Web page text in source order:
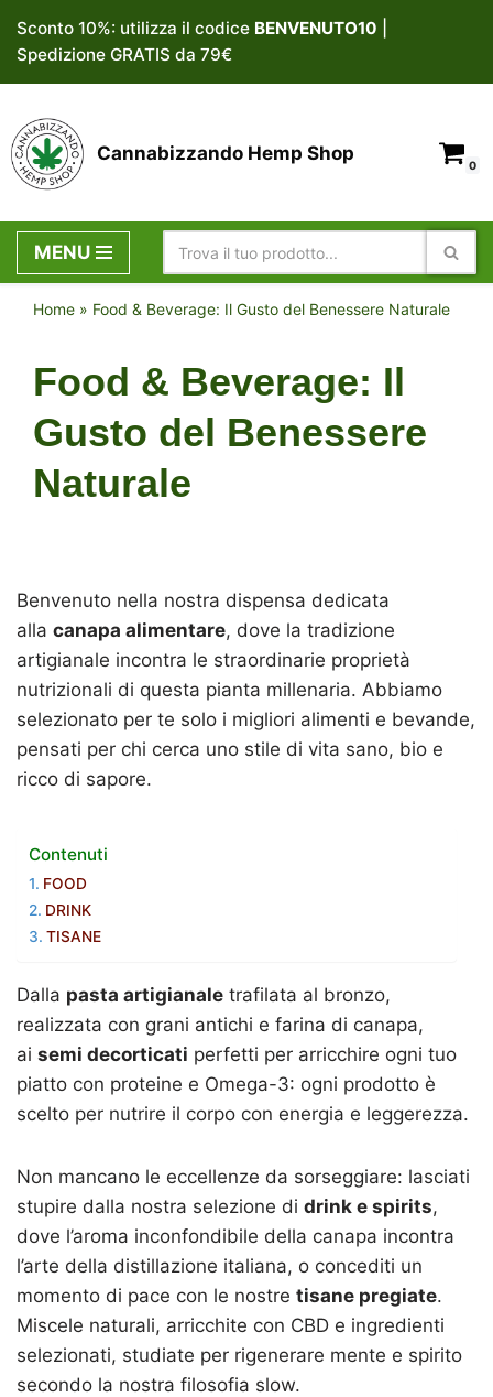
Vai
al
contenuto
Sconto 10%: utilizza il codice BENVENUTO10
Spedizione GRATIS da 79€
Cannabizzando Hemp Shop
0
MENU
Home » Food & Beverage: Il Gusto del Benessere Naturale
Food & Beverage: Il
Gusto del Benessere
Naturale
Benvenuto nella nostra dispensa dedicata
alla canapa alimentare, dove la tradizione
artigianale incontra le straordinarie proprietà
nutrizionali di questa pianta millenaria. Abbiamo
selezionato per te solo i migliori alimenti e bevande,
pensati per chi cerca uno stile di vita sano, bio e
ricco di sapore.
Contenuti
FOOD
DRINK
TISANE
Dalla pasta artigianale trafilata al bronzo,
realizzata con grani antichi e farina di canapa,
ai semi decorticati perfetti per arricchire ogni tuo
piatto con proteine e Omega-3: ogni prodotto è
scelto per nutrire il corpo con energia e leggerezza.
Non mancano le eccellenze da sorseggiare: lasciati
stupire dalla nostra selezione di drink e spirits,
dove l’aroma inconfondibile della canapa incontra
l’arte della distillazione italiana, o concediti un
momento di pace con le nostre tisane pregiate.
Miscele naturali, arricchite con CBD e ingredienti
selezionati, studiate per rigenerare mente e spirito
secondo la nostra filosofia slow.